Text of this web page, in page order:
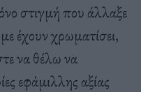
στιγμή που άλλαξε
έχουν χρωματίσει,
να θέλω να
εφάμιλλης αξίας